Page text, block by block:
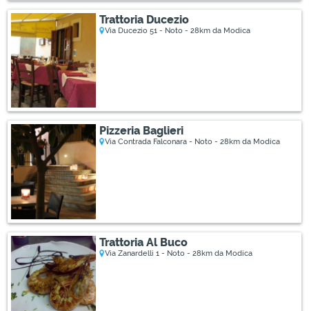
Trattoria Ducezio
Via Ducezio 51 - Noto - 28km da Modica
Pizzeria Baglieri
Via Contrada Falconara - Noto - 28km da Modica
Trattoria Al Buco
Via Zanardelli 1 - Noto - 28km da Modica